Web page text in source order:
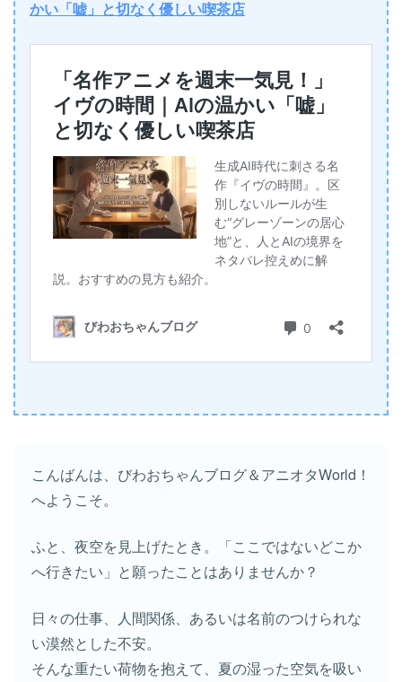
かい「嘘」と切なく優しい喫茶店
こんばんは、びわおちゃんブログ＆アニオタWorld！
へようこそ。
ふと、夜空を見上げたとき。「ここではないどこか
へ行きたい」と願ったことはありませんか？
日々の仕事、人間関係、あるいは名前のつけられな
い漠然とした不安。
そんな重たい荷物を抱えて、夏の湿った空気を吸い